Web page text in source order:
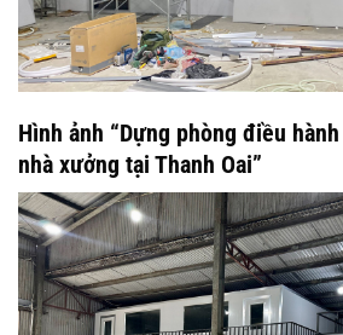
Hình ảnh “Dựng phòng điều
nhà xưởng tại Thanh Oai”